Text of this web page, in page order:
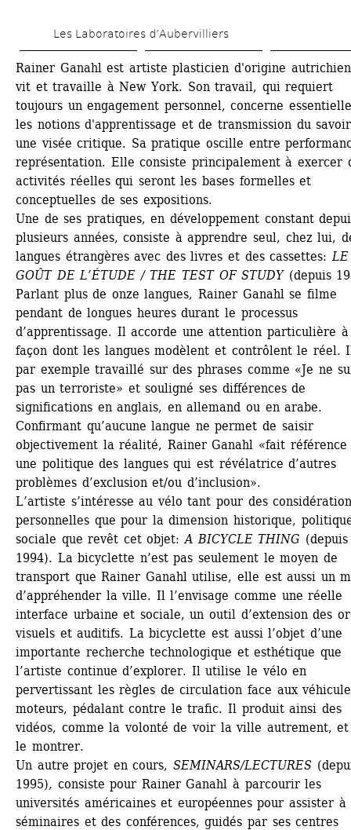
au
contenu
principal
Les Laboratoires d’Aubervilliers
Rainer Ganahl est artiste plasticien d'origine
vit et travaille à New York. Son travail, qui requiert
toujours un engagement personnel, concerne
les notions d'apprentissage et de transmission du
une visée critique. Sa pratique oscille entre
représentation. Elle consiste principalement à exercer
activités réelles qui seront les bases formelles et
conceptuelles de ses expositions.
Une de ses pratiques, en développement constant
plusieurs années, consiste à apprendre seul, chez lui,
langues étrangères avec des livres et des cassettes: LE
GOÛT DE L’ÉTUDE / THE TEST OF STUDY(depuis
Parlant plus de onze langues, Rainer Ganahl se filme
pendant de longues heures durant le processus
d’apprentissage. Il accorde une attention particulière
façon dont les langues modèlent et contrôlent le réel.
par exemple travaillé sur des phrases comme «Je ne
pas un terroriste» et souligné ses différences de
significations en anglais, en allemand ou en arabe.
Confirmant qu’aucune langue ne permet de saisir
objectivement la réalité, Rainer Ganahl «fait référence
une politique des langues qui est révélatrice d’autres
problèmes d’exclusion et/ou d’inclusion».
L’artiste s’intéresse au vélo tant pour des
personnelles que pour la dimension historique,
sociale que revêt cet objet: A BICYCLE THING (depuis
1994). La bicyclette n’est pas seulement le moyen de
transport que Rainer Ganahl utilise, elle est aussi un
d’appréhender la ville. Il l’envisage comme une réelle
interface urbaine et sociale, un outil d’extension des
visuels et auditifs. La bicyclette est aussi l’objet d’une
importante recherche technologique et esthétique que
l’artiste continue d’explorer. Il utilise le vélo en
pervertissant les règles de circulation face aux
moteurs, pédalant contre le trafic. Il produit ainsi des
vidéos, comme la volonté de voir la ville autrement,
le montrer.
Un autre projet en cours, SEMINARS/LECTURES
1995), consiste pour Rainer Ganahl à parcourir les
universités américaines et européennes pour assister à
séminaires et des conférences, guidés par ses centres